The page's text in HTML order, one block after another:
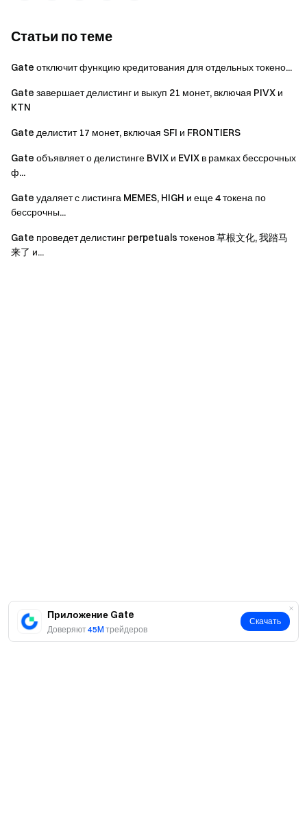
Приложение Gate
Доверяют45M трейдеров
Скачать
•ЗагружатьПриложение Gate
больше бонусов
• Присоединяйтесь к нашемуТелеграмобсудить
горячие темы
чтобы получать больше обновлений
• Мы предоставляем100% доказательство реверва
•Регистрация
размере до $10 000 исключительно для новых
пользователей
Команда Gate
Статьи по теме
Gate отключит функцию кредитования для отдельных токено...
Gate завершает делистинг и выкуп 21 монет, включая PIVX и
KTN
Gate делистит 17 монет, включая SFI и FRONTIERS
Gate объявляет о делистинге BVIX и EVIX в рамках бессрочных
ф...
Gate удаляет с листинга MEMES, HIGH и еще 4 токена по
бессрочны...
Gate проведет делистинг perpetuals токенов草根文化, 我踏马
来了 и...